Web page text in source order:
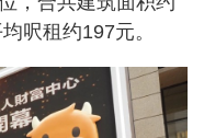
呎租约197元。